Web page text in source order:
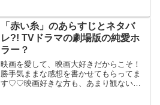
チャラい青春映画と正反対の青くて痛い
サスペン...
「赤い糸」のあらすじとネタバ
レ?! TVドラマの劇場版の純愛ホ
ラー？
映画を愛して、映画大好きだからこそ！
勝手気ままな感想を書かせてもらってま
す♡♡映画好きな方も、あまり観ない方